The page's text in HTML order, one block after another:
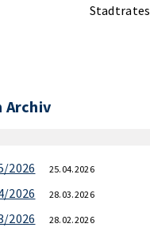
Stadtrates
Archiv
2026
25.04.2026
2026 28.03.2026
2026 28.02.2026